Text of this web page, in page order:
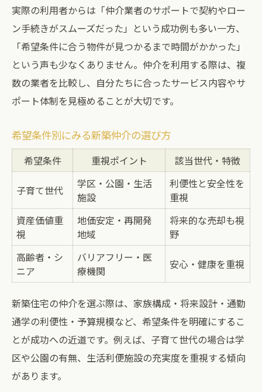
実際の利用者からは「仲介業者のサポートで契約やロー
ン手続きがスムーズだった」という成功例も多い一方、
「希望条件に合う物件が見つかるまで時間がかかった」
という声も少なくありません。仲介を利用する際は、複
数の業者を比較し、自分たちに合ったサービス内容やサ
ポート体制を見極めることが大切です。
希望条件別にみる新築仲介の選び方
希望条件 重視ポイント 該当世代・特徴
子育て世代
学区・公園・生活
施設
利便性と安全性を
重視
資産価値重
視
地価安定・再開発
地域
将来的な売却も視
野
高齢者・シ
ニア
バリアフリー・医
療機関
安心・健康を重視
新築住宅の仲介を選ぶ際は、家族構成・将来設計・通勤
通学の利便性・予算規模など、希望条件を明確にするこ
とが成功への近道です。例えば、子育て世代の場合は学
区や公園の有無、生活利便施設の充実度を重視する傾向
があります。